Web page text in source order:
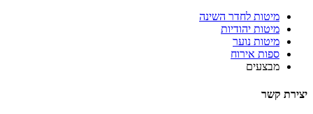
מיטות לחדר השינה
מיטות יהודיות
מיטות נוער
ספות אירוח
מבצעים
יצירת קשר